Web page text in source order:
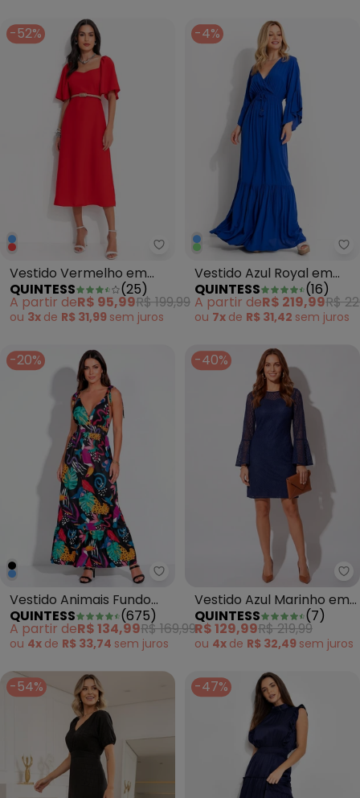
-52%
Quintess - Vestido Vermelho
Vestido Vermelho em
Crepe Plano
QUINTESS (25)
A partir deR$ 95,99R$ 199,99
ou 3x de R$ 31,99 semjuros
-4%
Vestido Azul Royal em
Viscose Plana
QUINTESS (16)
A partir deR$ 219,99R$
ou 7x de R$ 31,42 semjuros
-20%
Quintess - Vestido Animais
Vestido Animais Fundo
Preto com Alças e
Babado
QUINTESS (675)
A partir deR$ 134,99R$ 169,99
ou 4x de R$ 33,74 semjuros
-40%
Vestido Azul Marinho em
Renda
QUINTESS (7)
R$ 129,99R$ 219,99
ou 4x de R$ 32,49 semjuros
-54% -47%